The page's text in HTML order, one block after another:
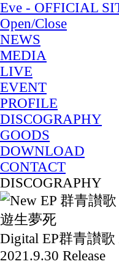
Eve - OFFICIAL
Open/Close
NEWS
MEDIA
LIVE
EVENT
PROFILE
DISCOGRAPHY
GOODS
DOWNLOAD
CONTACT
DISCOGRAPHY
Digital EP群青讃
2021.9.30 Release